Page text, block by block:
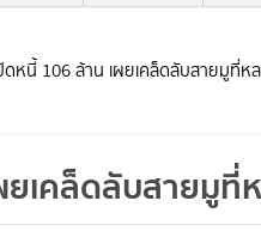
ดหนี้ 106 ล้าน เผยเคล็ดลับสายมูที่ห
เคล็ดลับสายมูที่